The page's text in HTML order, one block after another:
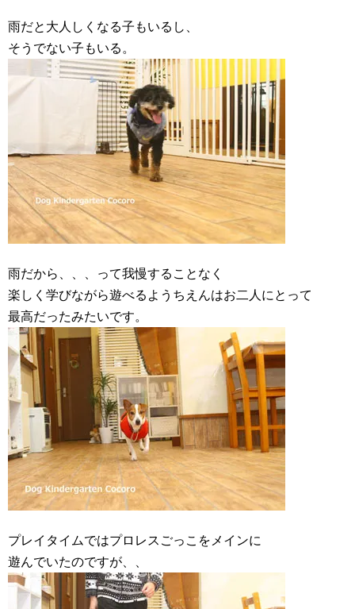
雨だと大人しくなる子もいるし、
そうでない子もいる。
雨だから、、、って我慢することなく
楽しく学びながら遊べるようちえんはお二人にとって
最高だったみたいです。
プレイタイムではプロレスごっこをメインに
遊んでいたのですが、、